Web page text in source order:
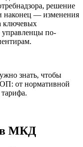
решение
наконец — изменения
ключевых
управленцы по-
знать, чтобы
от нормативной
МКД